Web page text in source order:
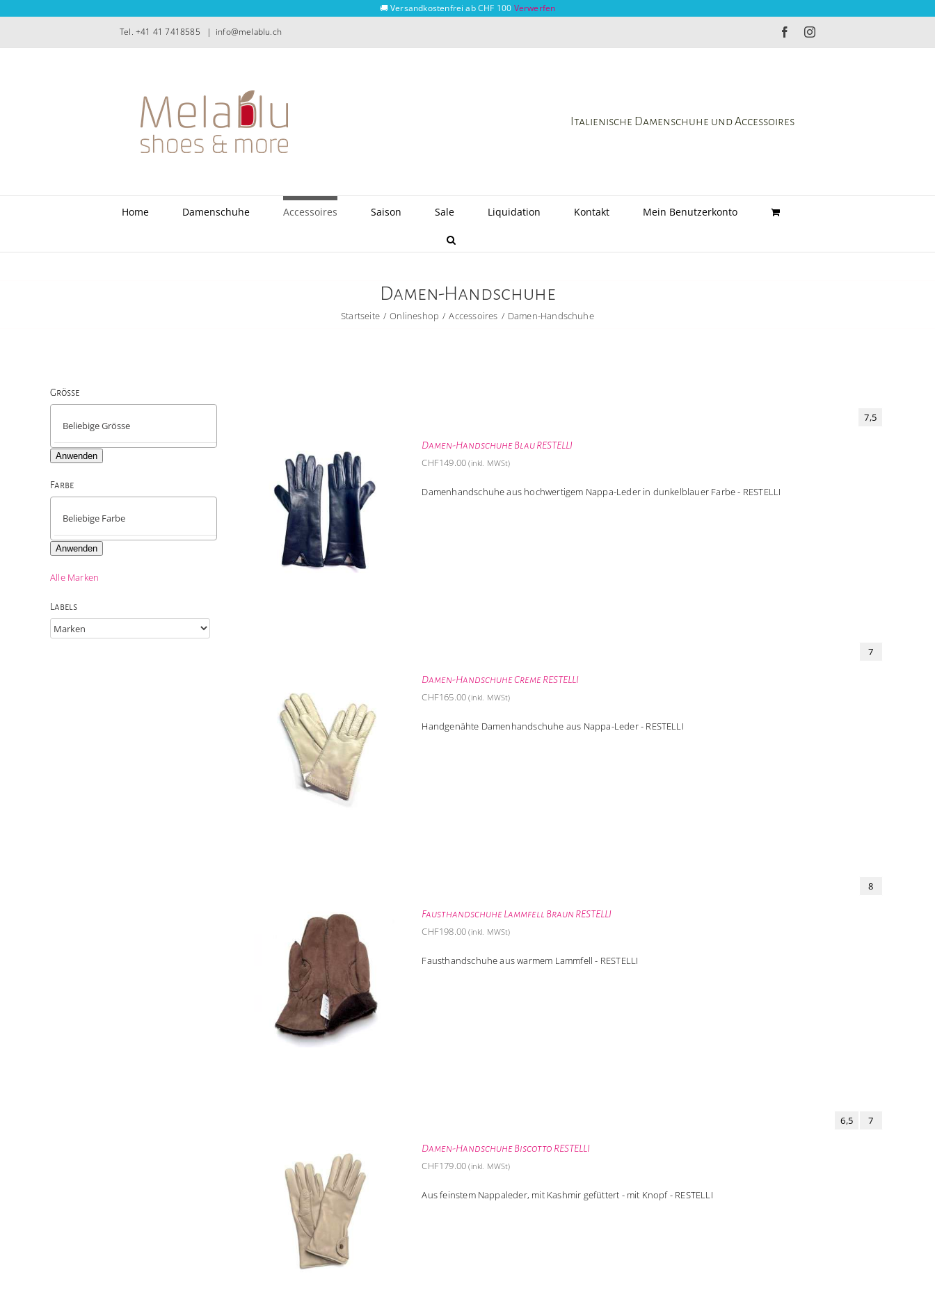
🚚 Versandkostenfrei ab CHF 100 Verwerfen
Tel. +41 41 7418585 | info@melablu.ch FacebookInstagram
Italienische Damenschuhe und Accessoires
Home Damenschuhe Accessoires Saison Sale Liquidation Kontakt Mein Benutzerkonto
Damen-Handschuhe
Startseite Onlineshop Accessoires Damen-Handschuhe
Damen-Handschuhe Blau RESTELLI
7,5
CHF149.00 (inkl. MWSt)
Damenhandschuhe aus hochwertigem Nappa-Leder in dunkelblauer Farbe - RESTELLI
Damen-Handschuhe Creme RESTELLI
7
CHF165.00 (inkl. MWSt)
Handgenähte Damenhandschuhe aus Nappa-Leder - RESTELLI
Fausthandschuhe Lammfell Braun RESTELLI
8
CHF198.00 (inkl. MWSt)
Fausthandschuhe aus warmem Lammfell - RESTELLI
Damen-Handschuhe Biscotto RESTELLI
6,5 7
CHF179.00 (inkl. MWSt)
Aus feinstem Nappaleder, mit Kashmir gefüttert - mit Knopf - RESTELLI
Grösse
Anwenden
Farbe
Anwenden
Alle Marken
Labels